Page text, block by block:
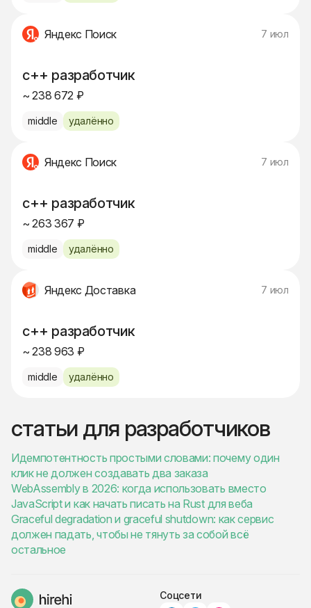
Яндекс Поиск 7 июл
c++ разработчик
~ 238 672 ₽
middle удалённо
Яндекс Поиск 7 июл
c++ разработчик
~ 263 367 ₽
middle удалённо
Яндекс Доставка 7 июл
c++ разработчик
~ 238 963 ₽
middle удалённо
статьи для разработчиков
Идемпотентность простыми словами: почему один
клик не должен создавать два заказа
WebAssembly в 2026: когда использовать вместо
JavaScript и как начать писать на Rust для веба
Graceful degradation и graceful shutdown: как сервис
должен падать, чтобы не тянуть за собой всё
остальное
Соцсети